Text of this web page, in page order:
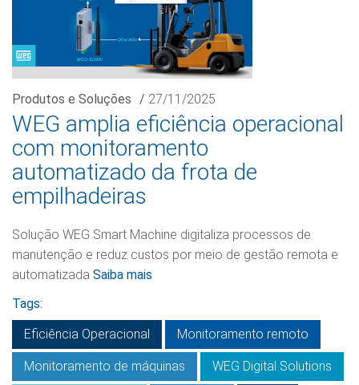
Produtos e Soluções / 27/11/2025
WEG amplia eficiência operacional
com monitoramento
automatizado da frota de
empilhadeiras
Solução WEG Smart Machine digitaliza processos de
manutenção e reduz custos por meio de gestão remota e
automatizada Saiba mais
Tags:
Eficiência Operacional
Monitoramento remoto
Monitoramento de máquinas WEG Digital Solutions